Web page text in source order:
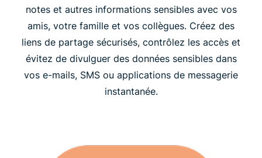
notes et autres informations sensibles avec vos
amis, votre famille et vos collègues. Créez des
liens de partage sécurisés, contrôlez les accès et
évitez de divulguer des données sensibles dans
vos e-mails, SMS ou applications de messagerie
instantanée.